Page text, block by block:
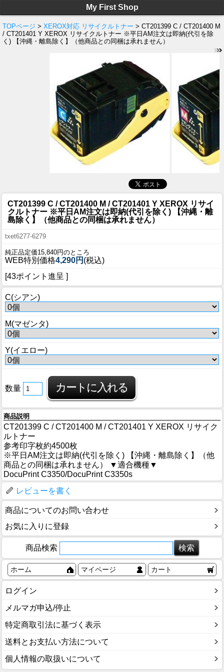
My First Shop
TOPページ > XEROX対応 リサイクルトナー > CT201399 C / CT201400 M
/ CT201401 Y XEROX リサイクルトナー ※平日AM注文は即納(代引を除
く) 【沖縄・離島除く】（他商品との同梱は承れません）
CT201399 C / CT201400 M / CT201401 Y XEROX リサイ
クルトナー ※平日AM注文は即納(代引を除く) 【沖縄・離
島除く】（他商品との同梱は承れません）
txet6277-6279
純正品定価15,840円のところ
WEB特別価格4,290円 (税込)
[43ポイント進呈 ]
C(シアン)
M(マゼンタ)
Y(イエロー)
数量
商品説明
CT201399 C / CT201400 M / CT201401 Y XEROX リサイク
ルトナー
参考印字枚約4500枚
※平日AM注文は即納(代引を除く) 【沖縄・離島除く】（他
商品との同梱は承れません） ▼適合機種▼
DocuPrint C3350/DocuPrint C3350s
レビューを書く
商品についてのお問い合わせ
お気に入りに登録
商品検索
ホーム マイページ カート
ログイン
メルマガ申込/停止
特定商取引法に基づく表示
送料とお支払い方法について
個人情報の取扱いについて